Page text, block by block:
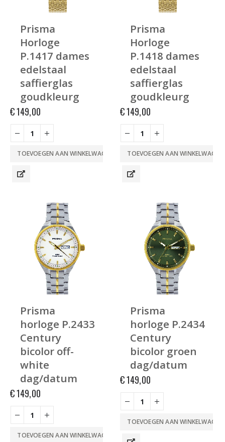
Prisma
Horloge
P.1417 dames
edelstaal
saffierglas
goudkleurg
€149,00
TOEVOEGEN AAN WINKELWAGEN
Prisma
Horloge
P.1418 dames
edelstaal
saffierglas
goudkleurg
€149,00
TOEVOEGEN AAN WINKELWAGEN
Prisma
horloge P.2433
Century
bicolor off-
white
dag/datum
€149,00
TOEVOEGEN AAN WINKELWAGEN
Prisma
horloge P.2434
Century
bicolor groen
dag/datum
€149,00
TOEVOEGEN AAN WINKELWAGEN